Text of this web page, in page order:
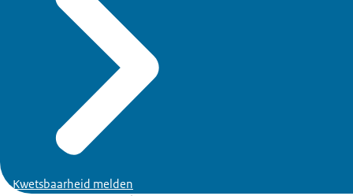
Kwetsbaarheid melden